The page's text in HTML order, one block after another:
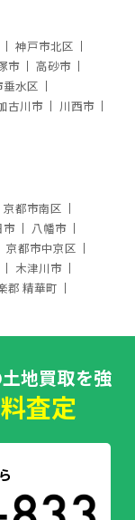
神戸市北区
市
高砂市
水区
古川市
川西市
京都市南区
市
八幡市
京都市中京区
木津川市
郡 精華町
地買取を強
査定